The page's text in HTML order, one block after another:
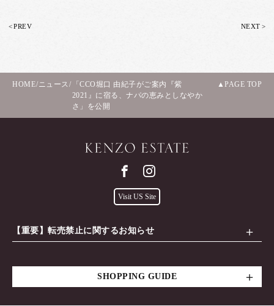
<PREV NEXT >
HOME/ニュース/
「CCO堀口 由紀子がご案内『紫
2021』に宿る、ナパの恵みとしなやか
さ」を公開
PAGE TOP
Visit US Site
【重要】転売禁止に関するお知らせ
SHOPPING GUIDE